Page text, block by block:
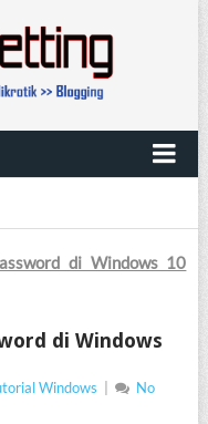
di Windows 10
di Windows
Windows
No